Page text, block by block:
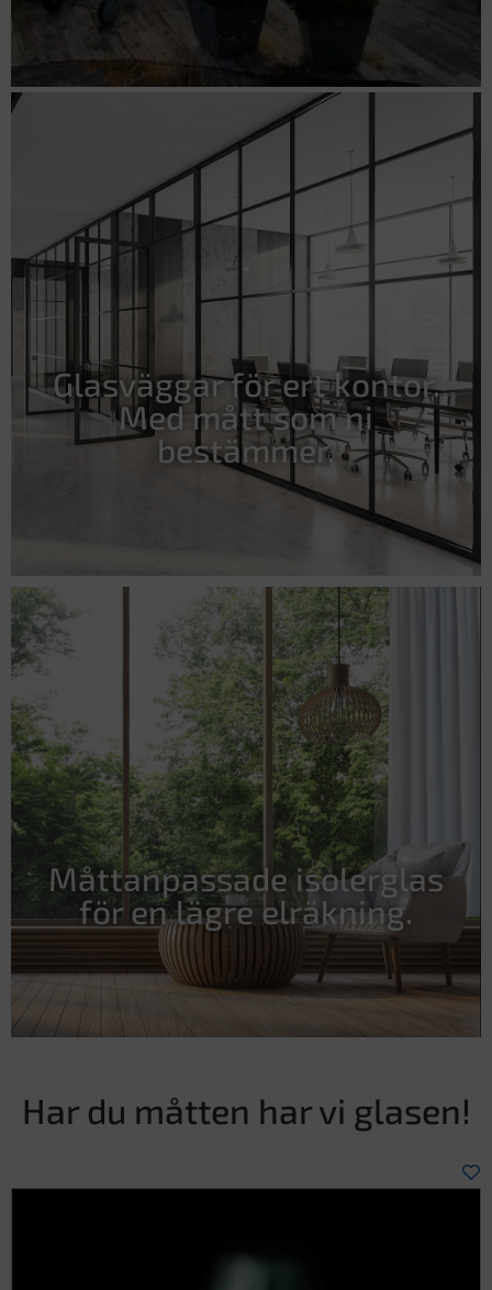
Glasväggar för ert kontor.
Med mått som ni
bestämmer.
Måttanpassade isolerglas
för en lägre elräkning.
Har du måtten har vi glasen!